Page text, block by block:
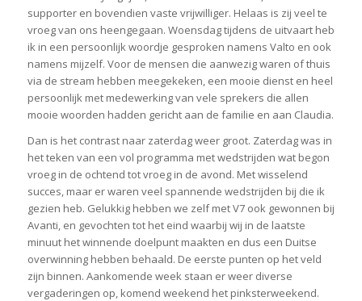
supporter en bovendien vaste vrijwilliger. Helaas is zij veel te
vroeg van ons heengegaan. Woensdag tijdens de uitvaart heb
ik in een persoonlijk woordje gesproken namens Valto en ook
namens mijzelf. Voor de mensen die aanwezig waren of thuis
via de stream hebben meegekeken, een mooie dienst en heel
persoonlijk met medewerking van vele sprekers die allen
mooie woorden hadden gericht aan de familie en aan Claudia.
Dan is het contrast naar zaterdag weer groot. Zaterdag was in
het teken van een vol programma met wedstrijden wat begon
vroeg in de ochtend tot vroeg in de avond. Met wisselend
succes, maar er waren veel spannende wedstrijden bij die ik
gezien heb. Gelukkig hebben we zelf met V7 ook gewonnen bij
Avanti, en gevochten tot het eind waarbij wij in de laatste
minuut het winnende doelpunt maakten en dus een Duitse
overwinning hebben behaald. De eerste punten op het veld
zijn binnen. Aankomende week staan er weer diverse
vergaderingen op, komend weekend het pinksterweekend.